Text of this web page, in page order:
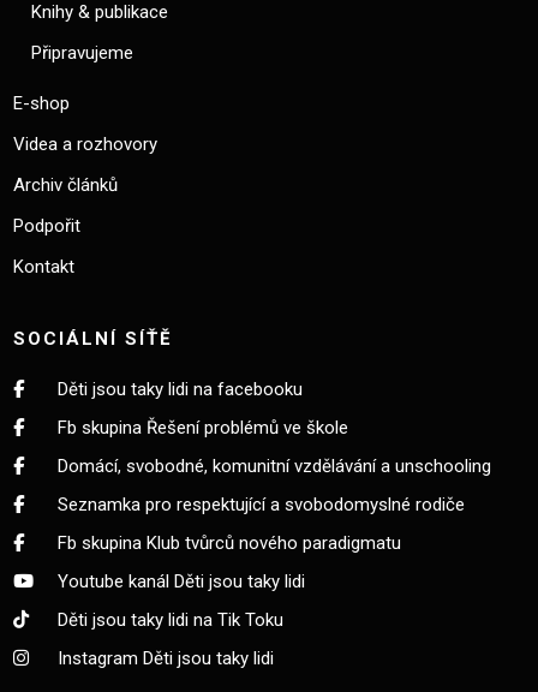
Knihy & publikace
Připravujeme
E-shop
Videa a rozhovory
Archiv článků
Podpořit
Kontakt
SOCIÁLNÍ SÍŤĚ
Děti jsou taky lidi na facebooku
Fb skupina Řešení problémů ve škole
Domácí, svobodné, komunitní vzdělávání a unschooling
Seznamka pro respektující a svobodomyslné rodiče
Fb skupina Klub tvůrců nového paradigmatu
Youtube kanál Děti jsou taky lidi
Děti jsou taky lidi na Tik Toku
Instagram Děti jsou taky lidi